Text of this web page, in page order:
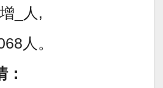
_人,
人。